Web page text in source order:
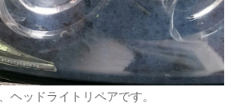
ヘッドライトリペアです。